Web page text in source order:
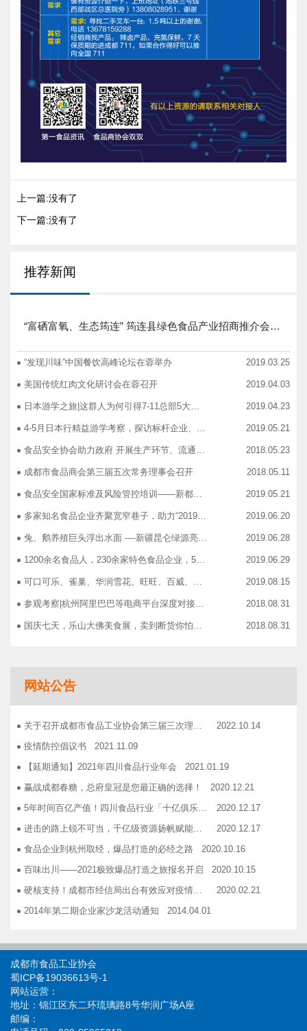
上一篇:没有了
下一篇:没有了
推荐新闻
“富硒富氧、生态筠连” 筠连县绿色食品产业招商推介会圆满举行
“发现川味”中国餐饮高峰论坛在蓉举办 2019.03.25
美国传统红肉文化研讨会在蓉召开 2019.04.03
日本游学之旅|这群人为何引得7-11总部5大高管集团出动 2019.04.23
4-5月日本行精益游学考察，探访标杆企业、解析成功密码 2019.05.21
食品安全协会助力政府 开展生产环节、流通环节、餐饮环节培训会 2018.05.23
成都市食品商会第三届五次常务理事会召开 2018.05.11
食品安全国家标准及风险管控培训——新都站、广汉站、简阳站 2019.05.21
多家知名食品企业齐聚宽窄巷子，助力“2019食品安全宣传周” 2019.06.20
兔、鹅养殖巨头浮出水面 ----新疆昆仑绿源亮相成都餐饮供应链展 引领绿色食材新高度 2019.06.28
1200余名食品人，230余家特色食品企业，50余家新零售平台齐聚成都“搞事情”！ 2019.06.29
可口可乐、雀巢、华润雪花、旺旺、百威、青岛啤酒，销售过亿的经销商等齐聚上海，只为2019中国快消品大会！ 2019.08.15
参观考察|杭州阿里巴巴等电商平台深度对接，仅剩3个名额！ 2018.08.31
国庆七天，乐山大佛美食展，卖到断货你怕了吗？ 2018.08.31
志宏印务灾后复产暨十五周年感恩答谢会
网站公告
关于召开成都市食品工业协会第三届三次理事会的通知
2022.10.14
疫情防控倡议书
2021.11.09
【延期通知】2021年四川食品行业年会
2021.01.19
赢战成都春糖，总府皇冠是您最正确的选择！
2020.12.21
5年时间百亿产值！四川食品行业「十亿俱乐部」合伙人招募！
2020.12.17
进击的路上锐不可当，千亿级资源扬帆赋能！电商启航班招募啦！
2020.12.17
食品企业到杭州取经，爆品打造的必经之路
2020.10.16
百味出川——2021极致爆品打造之旅报名开启
2020.10.15
硬核支持！成都市经信局出台有效应对疫情稳定经济运行20条政策措施工业和信息化类项目申报指南！
2020.02.21
2014年第二期企业家沙龙活动通知
2014.04.01
关于发布成都市食品商会合作单位信息一览表的通知
2014.06.30
关于开展品牌设计援助活动的通知
关于开展成都食品优秀品牌联合形象展播活动的 通知
关于续签和新签2015年度战略合作协议的通知
成都市食品工业协会
蜀ICP备19036613号-1
网站运营：
地址：锦江区东二环琉璃路8号华润广场A座
邮编：